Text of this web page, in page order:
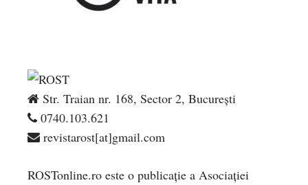
Str. Traian nr. 168, Sector 2, București
0740.103.621
revistarost[at]gmail.com
ROSTonline.ro este o publicaţie a Asociaţiei